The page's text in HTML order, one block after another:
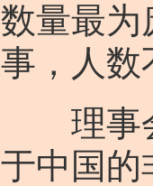
数量最为
事，人数
理事会
于中国的